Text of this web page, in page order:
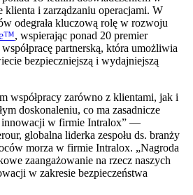
klienta i zarządzaniu operacjami. W
odegrała kluczową rolę w rozwoju
, wspierając ponad 20 premier
partnerską, która umożliwia
bezpieczniejszą i wydajniejszą
współpracy zarówno z klientami, jak i
doskonaleniu, co ma zasadnicze
innowacji w firmie Intralox” —
globalna liderka zespołu ds. branży
morza w firmie Intralox. „Nagroda
zaangażowanie na rzecz naszych
w zakresie bezpieczeństwa